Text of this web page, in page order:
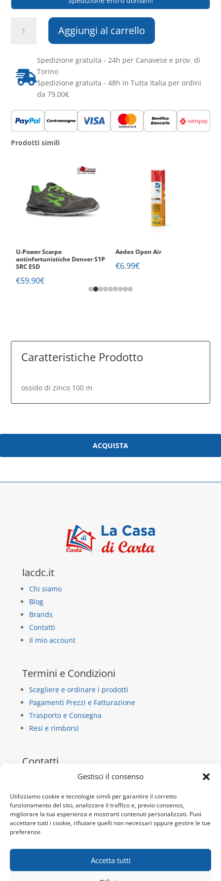
Gestisci il consenso
Utilizziamo cookie e tecnologie simili per garantire il corretto
funzionamento del sito, analizzare il traffico e, previo consenso,
migliorare la tua esperienza e mostrarti contenuti personalizzati. Puoi
accettare tutti i cookie, rifiutare quelli non necessari oppure gestire le tue
preferenze.
Accetta tutti
Cera
Cartuccia
Kristal
Ossido
100
ml
Aggiungi al carrello

Spedizione gratuita - 24h per Canavese e prov. di
Torino
Spedizione gratuita - 48h in Tutta Italia per ordini
da 79,00€
Prodotti simili
U-Power Scarpe
antinfortunistiche Denver S1P
SRC ESD
€59.90€
Aedex Open Air
€6.99€
Caratteristiche Prodotto
ossido di zinco 100 m
ACQUISTA
lacdc.it
Chi siamo
Blog
Brands
Contatti
Il mio account
Termini e Condizioni
Scegliere e ordinare i prodotti
Pagamenti Prezzi e Fatturazione
Trasporto e Consegna
Resi e rimborsi
Contatti
via dietro castello 13/b
10018 Pavone Canavese
P.IVA 10932920019
Tel:+39 345 9717692
Email:info@lacdc.it